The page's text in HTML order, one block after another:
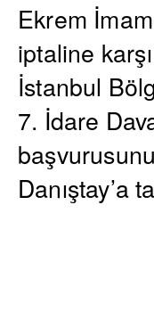
Ekrem
iptaline
İstanbul
7. İdare
Danıştay’a